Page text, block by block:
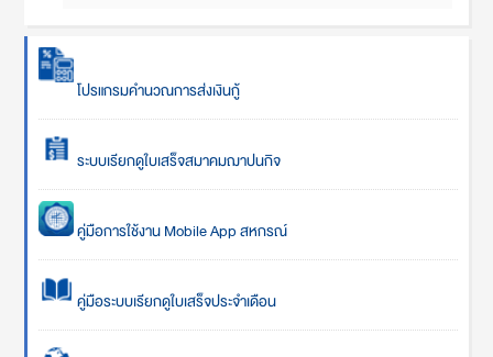
โปรแกรมคำนวณการส่งเงินกู้
ระบบเรียกดูใบเสร็จสมาคมฌาปนกิจ
คู่มือการใช้งาน Mobile App สหกรณ์
คู่มือระบบเรียกดูใบเสร็จประจำเดือน